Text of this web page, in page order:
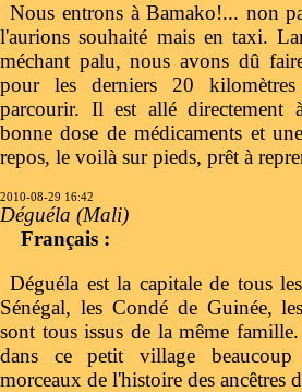
Nous entrons à Bamako!... non
l'aurions souhaité mais en taxi.
méchant palu, nous avons dû
pour les derniers 20
parcourir. Il est allé directement
bonne dose de médicaments et
repos, le voilà sur pieds, prêt à
2010-08-29 16:42
Déguéla (Mali)
Français :
Déguéla est la capitale de tous
Sénégal, les Condé de Guinée,
sont tous issus de la même
dans ce petit village
morceaux de l'histoire des ancêtres